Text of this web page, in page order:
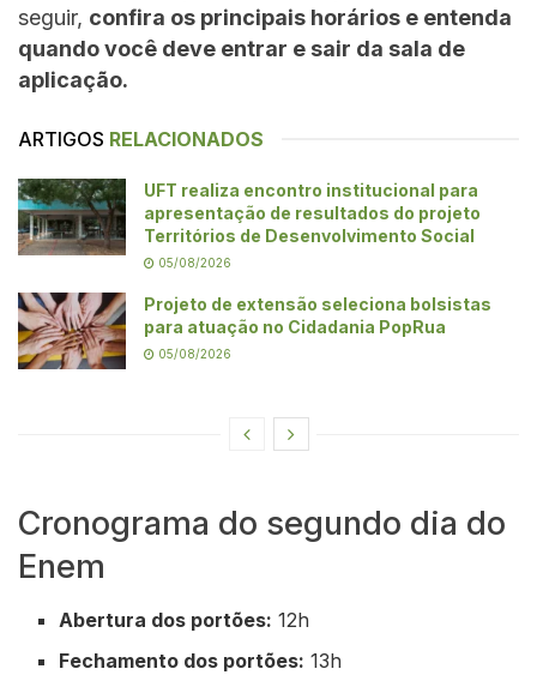
seguir, confira os principais horários e entenda
quando você deve entrar e sair da sala de
aplicação.
ARTIGOS RELACIONADOS
UFT realiza encontro institucional para
apresentação de resultados do projeto
Territórios de Desenvolvimento Social
05/08/2026
Projeto de extensão seleciona bolsistas
para atuação no Cidadania PopRua
05/08/2026
Cronograma do segundo dia do
Enem
Abertura dos portões: 12h
Fechamento dos portões: 13h